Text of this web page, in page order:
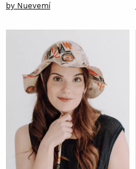
by Nuevemí